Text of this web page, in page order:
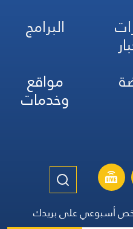
البرامج
مواقع
وخدمات
أسبوعي على بريدك